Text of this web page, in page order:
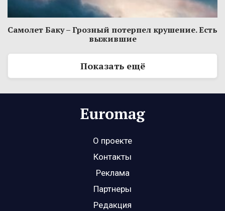
Самолет Баку – Грозный потерпел крушение. Есть
выжившие
Показать ещё
О проекте
Контакты
Реклама
Партнеры
Редакция